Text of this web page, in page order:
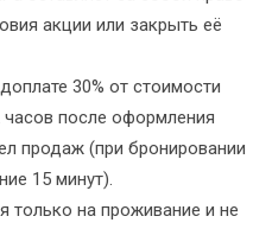
акции или закрыть её
30% от стоимости
часов после оформления
продаж (при бронировании
15 минут).
только на проживание и не